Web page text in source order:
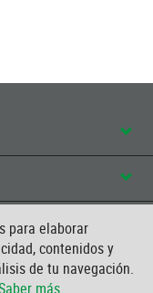
para elaborar
contenidos y
de tu navegación.
más